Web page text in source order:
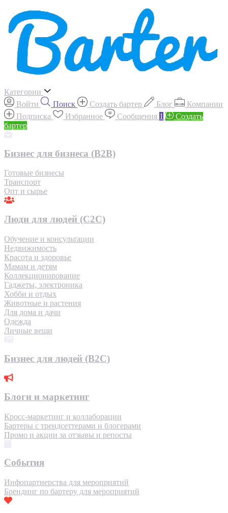
Категории
Войти
Поиск Создать бартер Блог
Компании
Подписка
Избранное Сообщения 1
Создать
бартер
Бизнес для бизнеса (B2B)
Готовые бизнесы
Транспорт
Опт и сырье
Люди для людей (С2С)
Обучение и консультации
Недвижимость
Красота и здоровье
Мамам и детям
Коллекционирование
Гаджеты, электроника
Хобби и отдых
Животные и растения
Для дома и дачи
Одежда
Личные вещи
Бизнес для людей (B2C)
Блоги и маркетинг
Кросс-маркетинг и коллаборации
Бартеры с трендсеттерами и блогерами
Промо и акции за отзывы и репосты
События
Инфопартнерства для мероприятий
Брендинг по бартеру для мероприятий